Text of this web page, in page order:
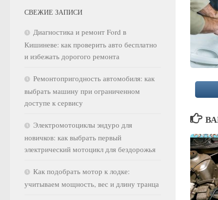
СВЕЖИЕ ЗАПИСИ
Диагностика и ремонт Ford в
Кишиневе: как проверить авто бесплатно
и избежать дорогого ремонта
Ремонтопригодность автомобиля: как
выбрать машину при ограниченном
доступе к сервису
Электромотоциклы эндуро для
новичков: как выбрать первый
электрический мотоцикл для бездорожья
Как подобрать мотор к лодке:
учитываем мощность, вес и длину транца